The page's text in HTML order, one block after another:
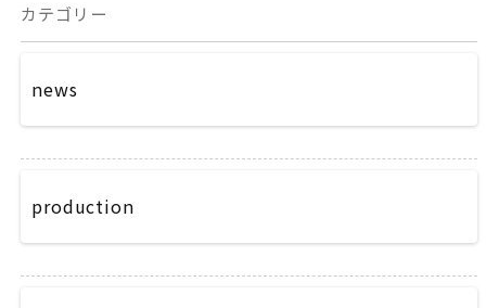
カテゴリー
news
production